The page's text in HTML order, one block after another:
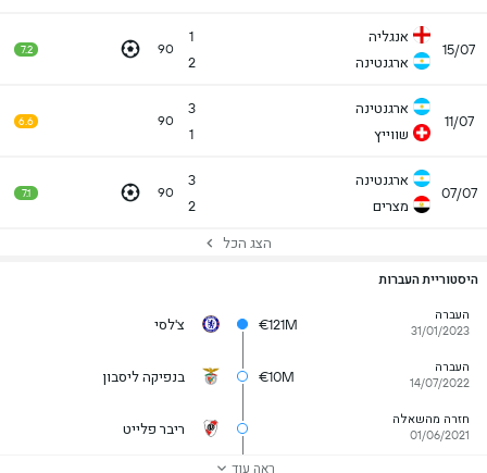
15/07
אנגליה
ארגנטינה
1
2
90
7.2
11/07
ארגנטינה
שווייץ
3
1
90
6.6
07/07
ארגנטינה
מצרים
3
2
90
7.1
הצג הכל
היסטוריית העברות
העברה
31/01/2023
€121M צ'לסי
העברה
14/07/2022
€10M בנפיקה ליסבון
חזרה מהשאלה
01/06/2021
ריבר פלייט
ראה עוד